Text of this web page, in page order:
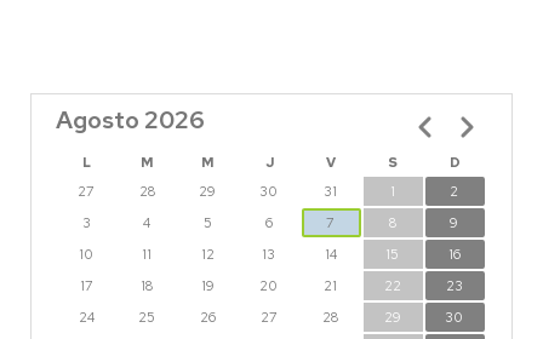
Agosto 2026
L M M J V S
D
27
28 29 30 31 1
2
3
4 5 6 7 8
9
10
11 12 13 14 15
16
17
18 19 20 21 22
23
24
25 26 27 28 29
30
Paginación